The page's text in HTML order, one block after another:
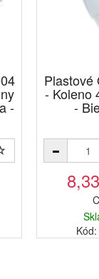
-
Plastové
- Koleno
-